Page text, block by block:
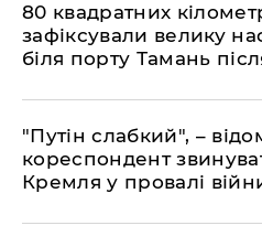
​80 квадратних
зафіксували велику
біля порту Тамань
"Путін слабкий", –
кореспондент
Кремля у провалі